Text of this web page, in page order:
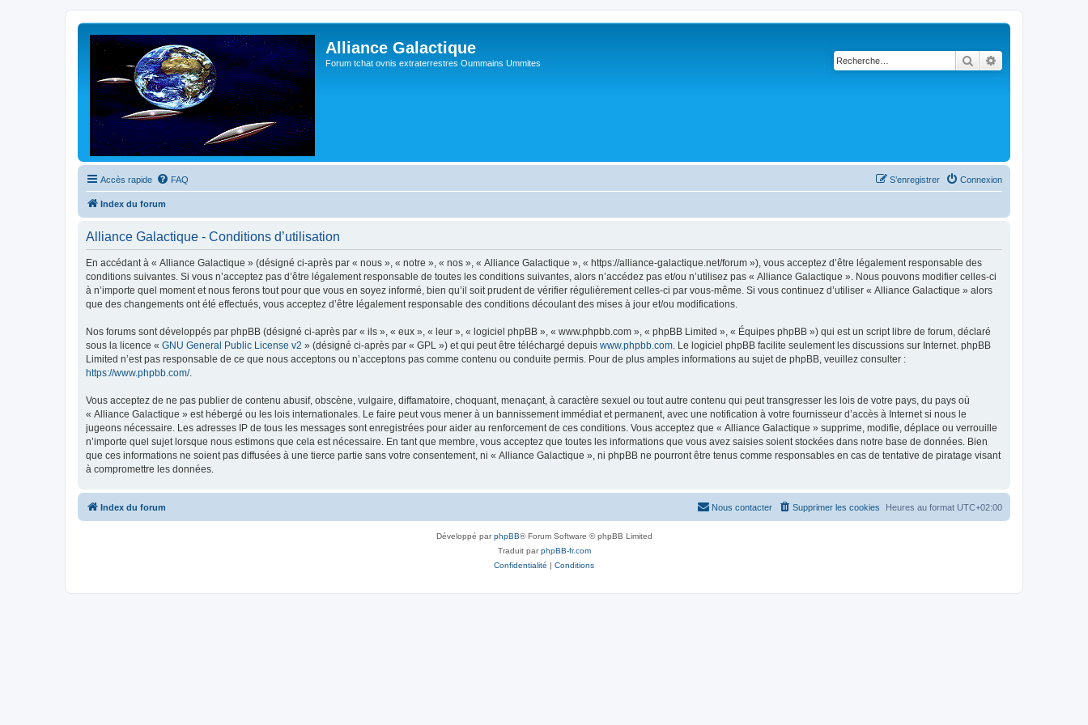
Alliance Galactique
Forum tchat ovnis extraterrestres Oummains Ummites Rechercher
Accès rapide FAQ Connexion
S’enregistrer
Index du forum
Alliance Galactique - Conditions d’utilisation
En accédant à « Alliance Galactique » (désigné ci-après par « nous », « notre », « nos », « Alliance Galactique », « https://alliance-galactique.net/forum »), vous acceptez d’être légalement responsable des
conditions suivantes. Si vous n’acceptez pas d’être légalement responsable de toutes les conditions suivantes, alors n’accédez pas et/ou n’utilisez pas « Alliance Galactique ». Nous pouvons modifier celles-ci
à n’importe quel moment et nous ferons tout pour que vous en soyez informé, bien qu’il soit prudent de vérifier régulièrement celles-ci par vous-même. Si vous continuez d’utiliser « Alliance Galactique » alors
que des changements ont été effectués, vous acceptez d’être légalement responsable des conditions découlant des mises à jour et/ou modifications.
Nos forums sont développés par phpBB (désigné ci-après par « ils », « eux », « leur », « logiciel phpBB », « www.phpbb.com », « phpBB Limited », « Équipes phpBB ») qui est un script libre de forum, déclaré
sous la licence « GNU General Public License v2 » (désigné ci-après par « GPL ») et qui peut être téléchargé depuis www.phpbb.com. Le logiciel phpBB facilite seulement les discussions sur Internet. phpBB
Limited n’est pas responsable de ce que nous acceptons ou n’acceptons pas comme contenu ou conduite permis. Pour de plus amples informations au sujet de phpBB, veuillez consulter :
https://www.phpbb.com/.
Vous acceptez de ne pas publier de contenu abusif, obscène, vulgaire, diffamatoire, choquant, menaçant, à caractère sexuel ou tout autre contenu qui peut transgresser les lois de votre pays, du pays où
« Alliance Galactique » est hébergé ou les lois internationales. Le faire peut vous mener à un bannissement immédiat et permanent, avec une notification à votre fournisseur d’accès à Internet si nous le
jugeons nécessaire. Les adresses IP de tous les messages sont enregistrées pour aider au renforcement de ces conditions. Vous acceptez que « Alliance Galactique » supprime, modifie, déplace ou verrouille
n’importe quel sujet lorsque nous estimons que cela est nécessaire. En tant que membre, vous acceptez que toutes les informations que vous avez saisies soient stockées dans notre base de données. Bien
que ces informations ne soient pas diffusées à une tierce partie sans votre consentement, ni « Alliance Galactique », ni phpBB ne pourront être tenus comme responsables en cas de tentative de piratage visant
à compromettre les données.
Index du forum Heures au format UTC+02:00
Supprimer les cookies
Nous contacter
Développé parphpBB® Forum Software © phpBB Limited
Traduit parphpBB-fr.com
Confidentialité | Conditions